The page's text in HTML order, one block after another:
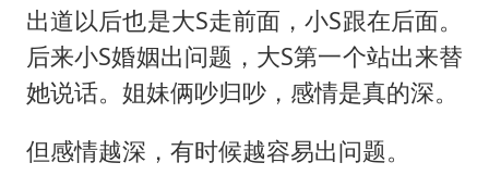
出道以后也是大S走前面，小S跟在后面。
后来小S婚姻出问题，大S第一个站出来替
她说话。姐妹俩吵归吵，感情是真的深。
但感情越深，有时候越容易出问题。